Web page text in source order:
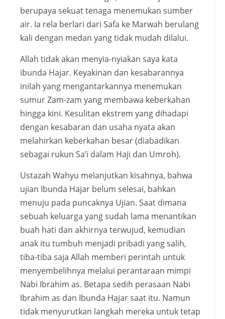
berupaya sekuat tenaga menemukan sumber
air. Ia rela berlari dari Safa ke Marwah berulang
kali dengan medan yang tidak mudah dilalui.
Allah tidak akan menyia-nyiakan saya kata
ibunda Hajar. Keyakinan dan kesabarannya
inilah yang mengantarkannya menemukan
sumur Zam-zam yang membawa keberkahan
hingga kini. Kesulitan ekstrem yang dihadapi
dengan kesabaran dan usaha nyata akan
melahirkan keberkahan besar (diabadikan
sebagai rukun Sa’i dalam Haji dan Umroh).
Ustazah Wahyu melanjutkan kisahnya, bahwa
ujian Ibunda Hajar belum selesai, bahkan
menuju pada puncaknya Ujian. Saat dimana
sebuah keluarga yang sudah lama menantikan
buah hati dan akhirnya terwujud, kemudian
anak itu tumbuh menjadi pribadi yang salih,
tiba-tiba saja Allah memberi perintah untuk
menyembelihnya melalui perantaraan mimpi
Nabi Ibrahim as. Betapa sedih perasaan Nabi
Ibrahim as dan Ibunda Hajar saat itu. Namun
tidak menyurutkan langkah mereka untuk tetap